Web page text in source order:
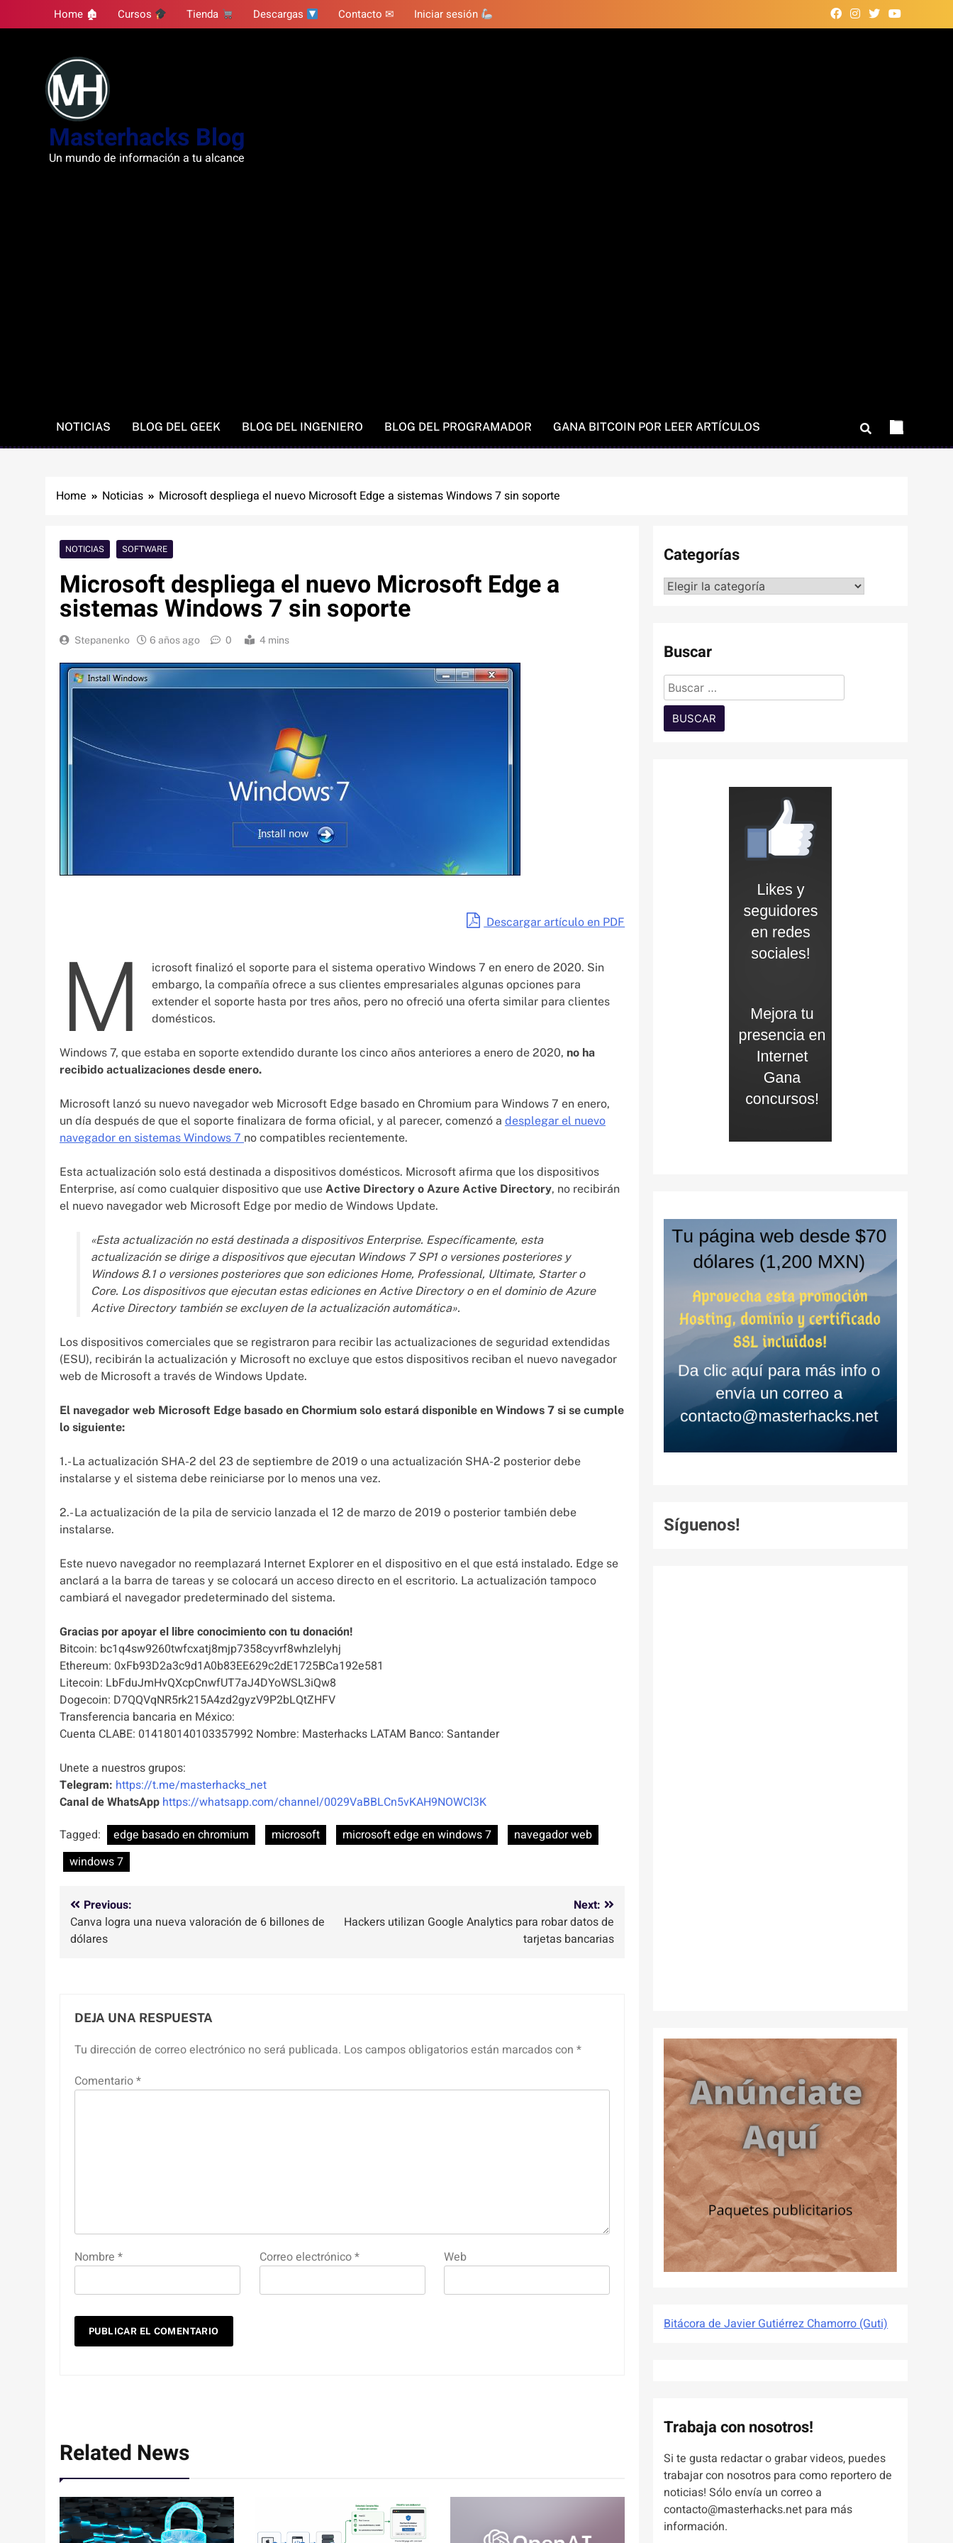
to
Home 🏚 Cursos Tienda Descargas Contacto ✉ Iniciar sesión
Masterhacks Blog
Un mundo de información a tu alcance
NOTICIAS BLOG DEL GEEK BLOG DEL INGENIERO BLOG DEL PROGRAMADOR GANA BITCOIN POR LEER ARTÍCULOS
Home Noticias Microsoft despliega el nuevo Microsoft Edge a sistemas Windows 7 sin soporte
NOTICIAS SOFTWARE
Microsoft despliega el nuevo Microsoft Edge a
sistemas Windows 7 sin soporte
Stepanenko 6 años ago 0 4 mins
Descargar artículo en PDF
M
icrosoft finalizó el soporte para el sistema operativo Windows 7 en enero de 2020. Sin
embargo, la compañía ofrece a sus clientes empresariales algunas opciones para
extender el soporte hasta por tres años, pero no ofreció una oferta similar para clientes
domésticos.
Windows 7, que estaba en soporte extendido durante los cinco años anteriores a enero de 2020, no ha
recibido actualizaciones desde enero.
Microsoft lanzó su nuevo navegador web Microsoft Edge basado en Chromium para Windows 7 en enero,
un día después de que el soporte finalizara de forma oficial, y al parecer, comenzó a desplegar el nuevo
navegador en sistemas Windows 7 no compatibles recientemente.
Esta actualización solo está destinada a dispositivos domésticos. Microsoft afirma que los dispositivos
Enterprise, así como cualquier dispositivo que use Active Directory o Azure Active Directory, no recibirán
el nuevo navegador web Microsoft Edge por medio de Windows Update.
«Esta actualización no está destinada a dispositivos Enterprise. Específicamente, esta
actualización se dirige a dispositivos que ejecutan Windows 7 SP1 o versiones posteriores y
Windows 8.1 o versiones posteriores que son ediciones Home, Professional, Ultimate, Starter o
Core. Los dispositivos que ejecutan estas ediciones en Active Directory o en el dominio de Azure
Active Directory también se excluyen de la actualización automática».
Los dispositivos comerciales que se registraron para recibir las actualizaciones de seguridad extendidas
(ESU), recibirán la actualización y Microsoft no excluye que estos dispositivos reciban el nuevo navegador
web de Microsoft a través de Windows Update.
El navegador web Microsoft Edge basado en Chormium solo estará disponible en Windows 7 si se cumple
lo siguiente:
1.- La actualización SHA-2 del 23 de septiembre de 2019 o una actualización SHA-2 posterior debe
instalarse y el sistema debe reiniciarse por lo menos una vez.
2.- La actualización de la pila de servicio lanzada el 12 de marzo de 2019 o posterior también debe
instalarse.
Este nuevo navegador no reemplazará Internet Explorer en el dispositivo en el que está instalado. Edge se
anclará a la barra de tareas y se colocará un acceso directo en el escritorio. La actualización tampoco
cambiará el navegador predeterminado del sistema.
Gracias por apoyar el libre conocimiento con tu donación!
Bitcoin: bc1q4sw9260twfcxatj8mjp7358cyvrf8whzlelyhj
Ethereum: 0xFb93D2a3c9d1A0b83EE629c2dE1725BCa192e581
Litecoin: LbFduJmHvQXcpCnwfUT7aJ4DYoWSL3iQw8
Dogecoin: D7QQVqNR5rk215A4zd2gyzV9P2bLQtZHFV
Transferencia bancaria en México:
Cuenta CLABE: 014180140103357992 Nombre: Masterhacks LATAM Banco: Santander
Unete a nuestros grupos:
Telegram: https://t.me/masterhacks_net
Canal de WhatsApp https://whatsapp.com/channel/0029VaBBLCn5vKAH9NOWCl3K
Tagged:
edge basado en chromium microsoft microsoft edge en windows 7
navegador web
windows 7
Navegación
de
Previous:
Canva logra una nueva valoración de 6 billones de
dólares
Next:
Hackers utilizan Google Analytics para robar datos de
tarjetas bancarias
DEJA UNA RESPUESTA
Tu dirección de correo electrónico no será publicada. Los campos obligatorios están marcados con *
Comentario*
Nombre * Correo electrónico* Web
Related News
Categorías
Categorías
Buscar
Buscar:
Síguenos!
Bitácora de Javier Gutiérrez Chamorro (Guti)
Trabaja con nosotros!
Si te gusta redactar o grabar videos, puedes
trabajar con nosotros para como reportero de
noticias! Sólo envía un correo a
contacto@masterhacks.net para más
información.